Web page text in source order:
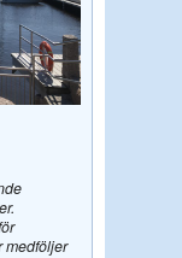
medföljer